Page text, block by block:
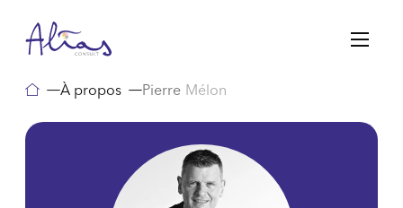
contenu
À propos Pierre Mélon